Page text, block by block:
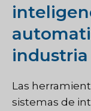
Las
sistemas de